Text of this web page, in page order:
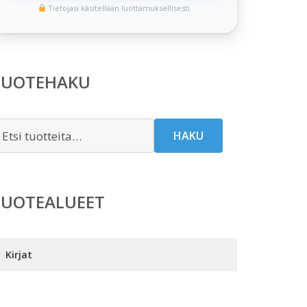
Tietojasi käsitellään luottamuksellisesti
HAKU
Kirjat